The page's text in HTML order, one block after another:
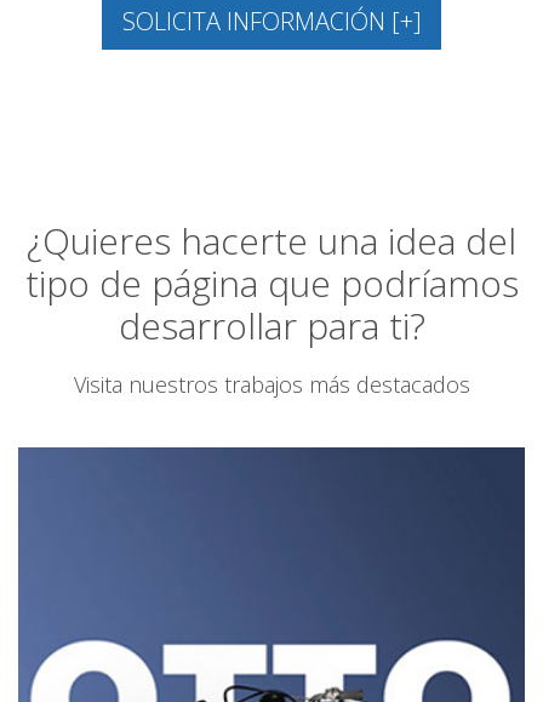
SOLICITA INFORMACIÓN [+]
¿Quieres hacerte una idea del
tipo de página que podríamos
desarrollar para ti?
Visita nuestros trabajos más destacados